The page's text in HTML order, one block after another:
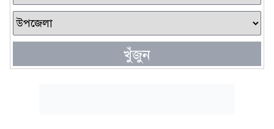
খুঁজুন